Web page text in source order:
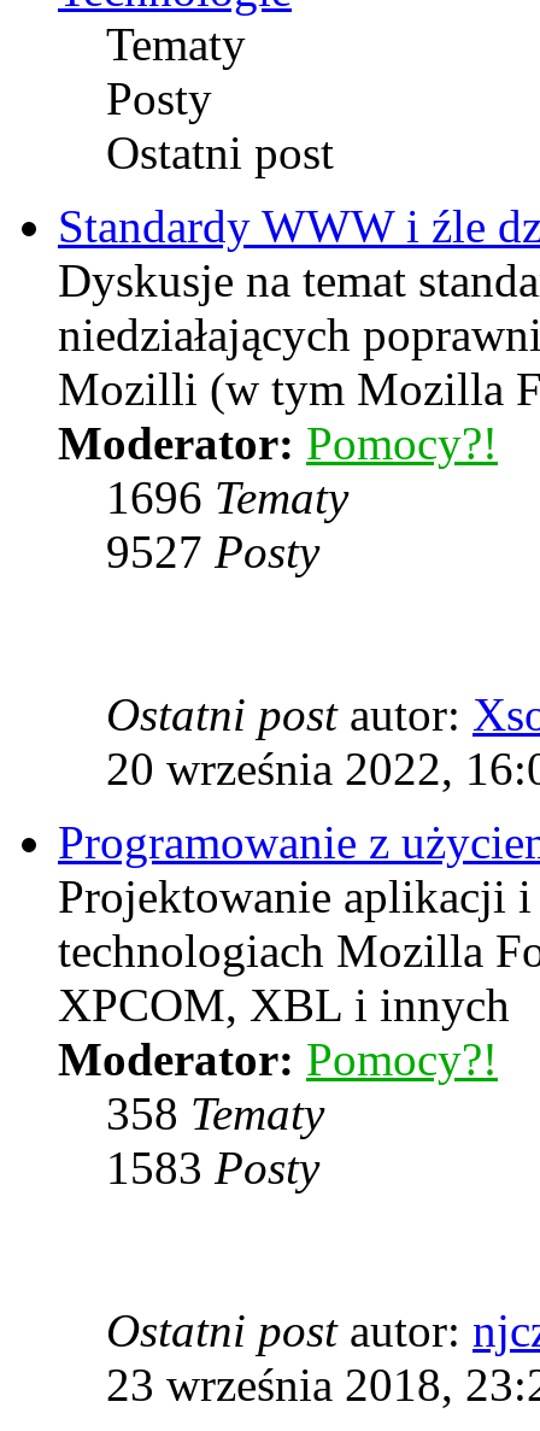
Tematy
Posty
Ostatni post
Standardy WWW i źle
Dyskusje na temat
niedziałających
Mozilli (w tym Mozilla
Moderator: Pomocy?!
1696 Tematy
9527 Posty
Ostatni postautor:
20 września 2022,
Programowanie z
Projektowanie aplikacji i
technologiach Mozilla
XPCOM, XBL i innych
Moderator: Pomocy?!
358 Tematy
1583 Posty
Ostatni postautor:
23 września 2018,